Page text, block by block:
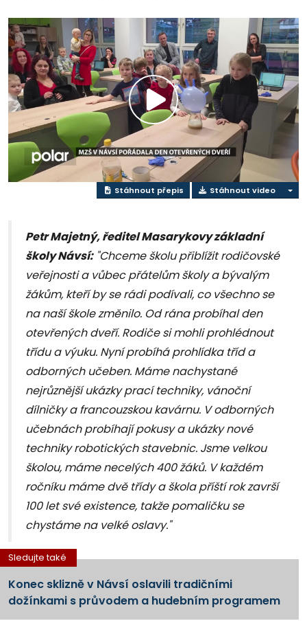
Přehrát
video
Stáhnout přepis Stáhnout video
Petr Majetný, ředitel Masarykovy základní
školy Návsí:"Chceme školu přiblížit rodičovské
veřejnosti a vůbec přátelům školy a bývalým
žákům, kteří by se rádi podívali, co všechno se
na naší škole změnilo. Od rána probíhal den
otevřených dveří. Rodiče si mohli prohlédnout
třídu a výuku. Nyní probíhá prohlídka tříd a
odborných učeben. Máme nachystané
nejrůznější ukázky prací techniky, vánoční
dílničky a francouzskou kavárnu. V odborných
učebnách probíhají pokusy a ukázky nové
techniky robotických stavebnic. Jsme velkou
školou, máme necelých 400 žáků. V každém
ročníku máme dvě třídy a škola příští rok završí
100 let své existence, takže pomaličku se
chystáme na velké oslavy."
Sledujte také
Konec sklizně v Návsí oslavili tradičními
dožínkami s průvodem a hudebním programem